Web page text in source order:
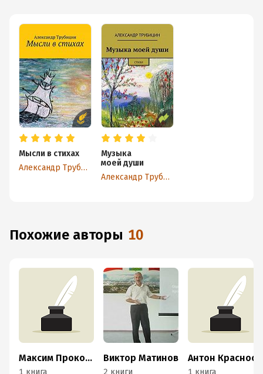
Мысли в стихах
Александр Трубицин
Музыка
моей души
Александр Трубицин
Похожие авторы 10
Максим Прокошев
1 книга
Виктор Матинов
2 книги 1 книга